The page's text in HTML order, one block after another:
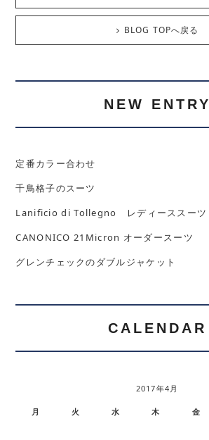
BLOG TOPへ戻る
NEW ENTRY
定番カラー合わせ
千鳥格子のスーツ
Lanificio di Tollegno レディーススーツ
CANONICO 21Micron オーダースーツ
グレンチェックのダブルジャケット
CALENDAR
2017年4月
月 火 水 木 金